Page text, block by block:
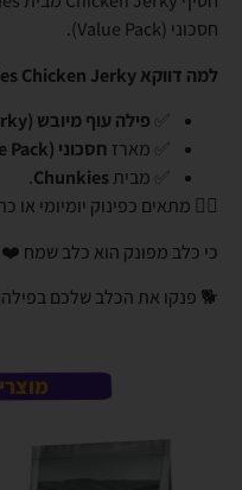
חסכוני (Value Pack).
למה דווקא Chunkies Chicken Jerky?
פילה עוף מיובש (Chicken Jerky)
✅ מארז חסכוני (Value Pack)
✅ מבית Chunkies
.
👈🏼 מתאים כפינוק יומיומי או
כי כלב מפונק הוא כלב שמח ❤️
🐕 פנקו את הכלב שלכם